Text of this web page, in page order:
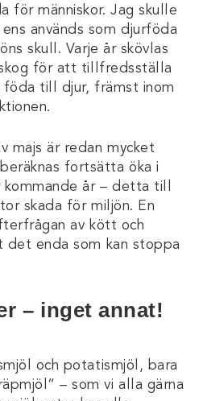
för människor. Jag skulle
används som djurföda
skull. Varje år skövlas
för att tillfredsställa
föda till djur, främst inom
majs är redan mycket
fortsätta öka i
år – detta till
skada för miljön. En
av kött och
det enda som kan stoppa
– inget annat!
och potatismjöl, bara
– som vi alla gärna